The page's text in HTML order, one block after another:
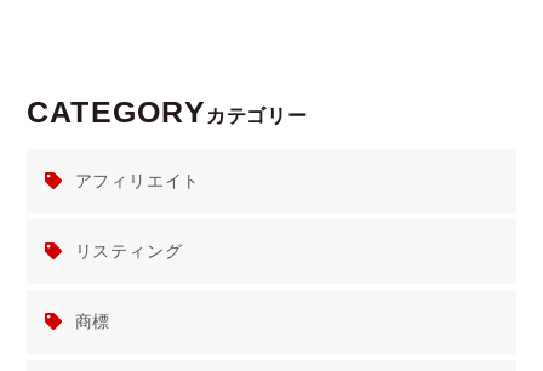
CATEGORY カテゴリー
アフィリエイト
リスティング
商標